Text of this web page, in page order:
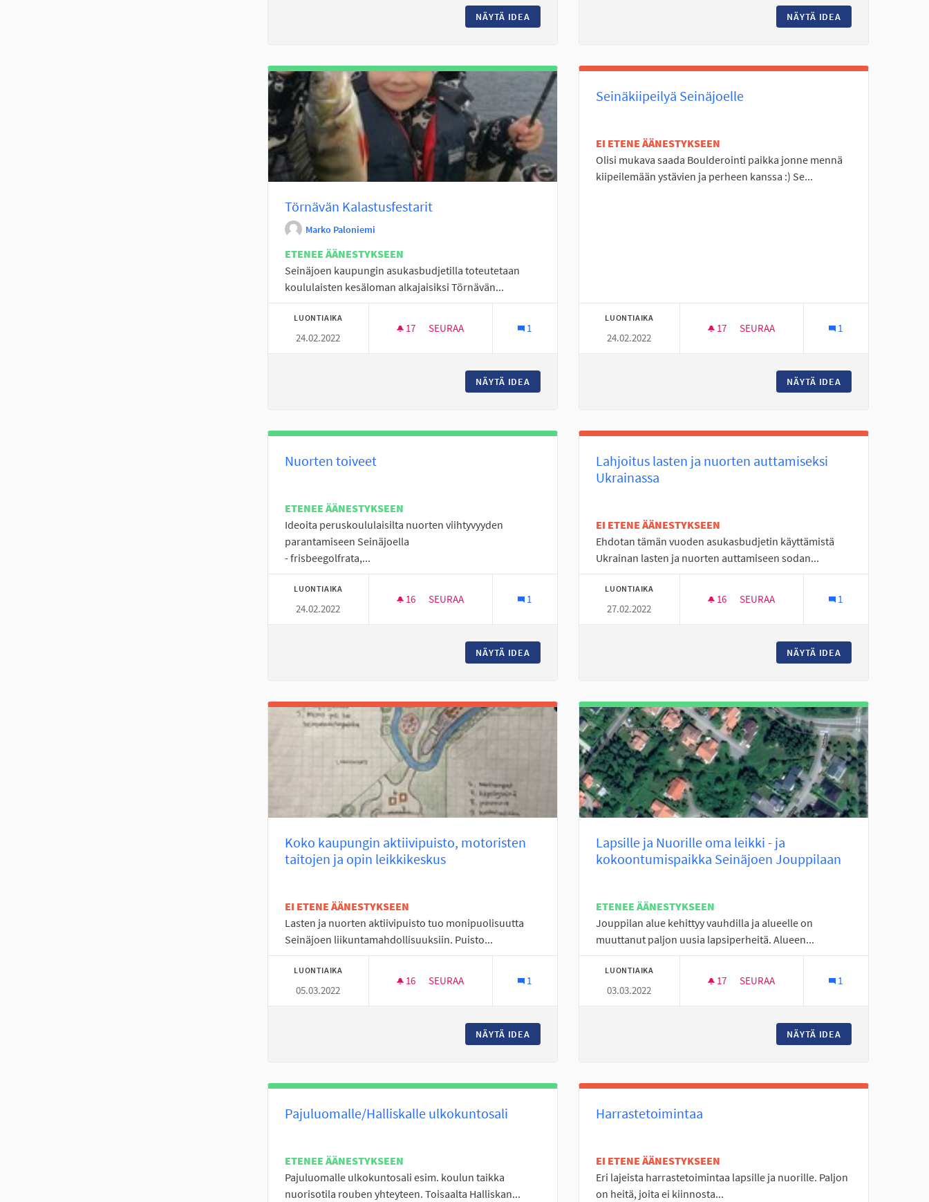
NÄYTÄ IDEA NÄYTÄ IDEA
Törnävän Kalastusfestarit
Marko Paloniemi
ETENEE ÄÄNESTYKSEEN
Seinäjoen kaupungin asukasbudjetilla toteutetaan
koululaisten kesäloman alkajaisiksi Törnävän...
LUONTIAIKA
24.02.2022
17 17 SEURAAJAA
SEURAA 1
NÄYTÄ IDEA
Seinäkiipeilyä Seinäjoelle
EI ETENE ÄÄNESTYKSEEN
Olisi mukava saada Boulderointi paikka jonne mennä
kiipeilemään ystävien ja perheen kanssa :) Se...
LUONTIAIKA
24.02.2022
17 17 SEURAAJAA
SEURAA 1
NÄYTÄ IDEA
Nuorten toiveet
ETENEE ÄÄNESTYKSEEN
Ideoita peruskoululaisilta nuorten viihtyvyyden
parantamiseen Seinäjoella
- frisbeegolfrata,...
LUONTIAIKA
24.02.2022
16 16 SEURAAJAA
SEURAA 1
NÄYTÄ IDEA
Lahjoitus lasten ja nuorten auttamiseksi
Ukrainassa
EI ETENE ÄÄNESTYKSEEN
Ehdotan tämän vuoden asukasbudjetin käyttämistä
Ukrainan lasten ja nuorten auttamiseen sodan...
LUONTIAIKA
27.02.2022
16 16 SEURAAJAA
SEURAA 1
NÄYTÄ IDEA
Koko kaupungin aktiivipuisto, motoristen
taitojen ja opin leikkikeskus
EI ETENE ÄÄNESTYKSEEN
Lasten ja nuorten aktiivipuisto tuo monipuolisuutta
Seinäjoen liikuntamahdollisuuksiin. Puisto...
LUONTIAIKA
05.03.2022
16 16 SEURAAJAA
SEURAA
KOKO KAUPUNGIN AKTIIVIPUISTO, MOTORISTEN TAITOJEN JA OPIN LEIKKIKESKUS
1
NÄYTÄ IDEA KOKO KAUPUNGIN AKTIIVIPUISTO, MOTORISTEN TAITOJEN JA OPIN LEIKKIKESKUS
Lapsille ja Nuorille oma leikki - ja
kokoontumispaikka Seinäjoen Jouppilaan
ETENEE ÄÄNESTYKSEEN
Jouppilan alue kehittyy vauhdilla ja alueelle on
muuttanut paljon uusia lapsiperheitä. Alueen...
LUONTIAIKA
03.03.2022
17 17 SEURAAJAA
SEURAA 1
NÄYTÄ IDEA
Pajuluomalle/Halliskalle ulkokuntosali
ETENEE ÄÄNESTYKSEEN
Pajuluomalle ulkokuntosali esim. koulun taikka
nuorisotila rouben yhteyteen. Toisaalta Halliskan...
Harrastetoimintaa
EI ETENE ÄÄNESTYKSEEN
Eri lajeista harrastetoimintaa lapsille ja nuorille. Paljon
on heitä, joita ei kiinnosta...